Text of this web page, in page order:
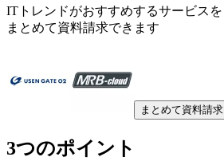
ITトレンドがおすすめするサービスを
まとめて資料請求できます
まとめて資料請求
3つのポイント